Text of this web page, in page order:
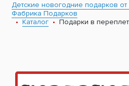
Детские новогодние подарков
Фабрика Подарков
Каталог
Подарки в